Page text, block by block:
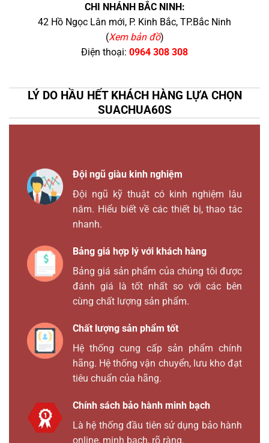
CHI NHÁNH BẮC NINH:
42 Hồ Ngọc Lân mới, P. Kinh Bắc, TP.Bắc Ninh
(Xem bản đồ)
Điện thoại: 0964 308 308
LÝ DO HẦU HẾT KHÁCH HÀNG LỰA CHỌN
SUACHUA60S
Đội ngũ giàu kinh nghiệm
Đội ngũ kỹ thuật có kinh nghiệm lâu
năm. Hiểu biết về các thiết bị, thao tác
nhanh.
Bảng giá hợp lý với khách hàng
Bảng giá sản phẩm của chúng tôi được
đánh giá là tốt nhất so với các bên
cùng chất lượng sản phẩm.
Chất lượng sản phẩm tốt
Hệ thống cung cấp sản phẩm chính
hãng. Hệ thống vận chuyển, lưu kho đạt
tiêu chuẩn của hãng.
Chính sách bảo hành minh bạch
Là hệ thống đầu tiên sử dụng bảo hành
online, minh bạch, rõ ràng.